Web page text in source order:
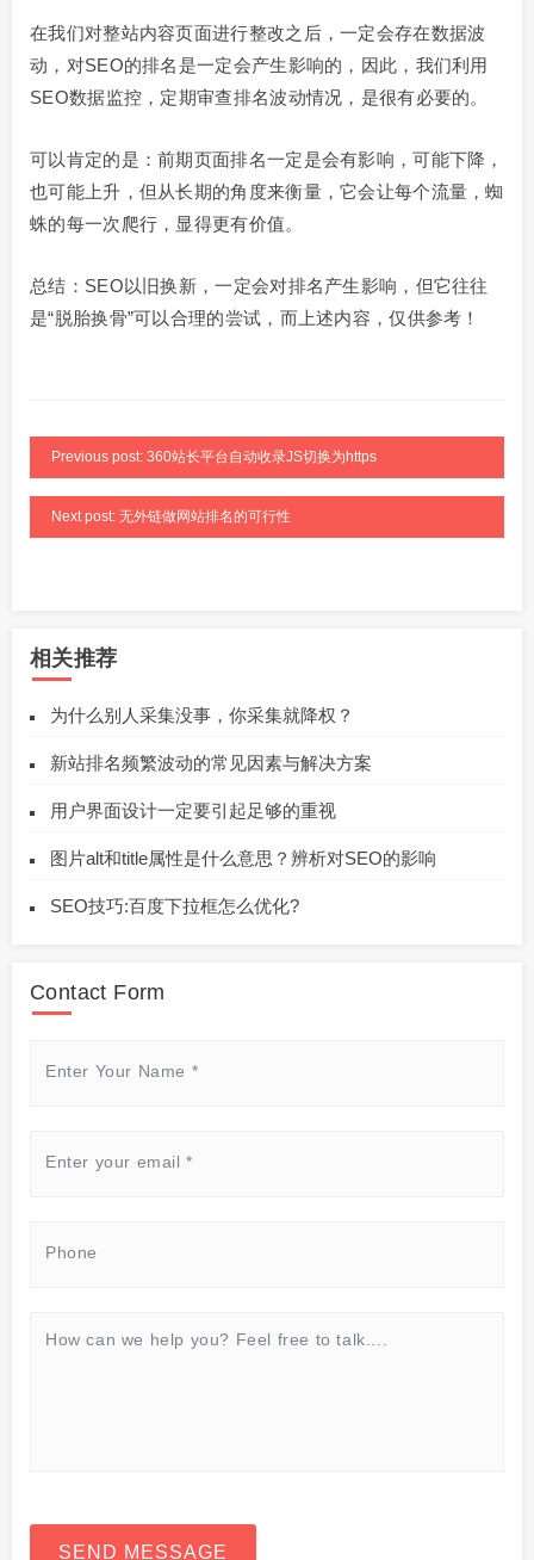
在我们对整站内容页面进行整改之后，一定会存在数据波
动，对SEO的排名是一定会产生影响的，因此，我们利用
SEO数据监控，定期审查排名波动情况，是很有必要的。
可以肯定的是：前期页面排名一定是会有影响，可能下降，
也可能上升，但从长期的角度来衡量，它会让每个流量，蜘
蛛的每一次爬行，显得更有价值。
总结：SEO以旧换新，一定会对排名产生影响，但它往往
是“脱胎换骨”可以合理的尝试，而上述内容，仅供参考！
Previous post: 360站长平台自动收录JS切换为https
Next post: 无外链做网站排名的可行性
相关推荐
为什么别人采集没事，你采集就降权？
新站排名频繁波动的常见因素与解决方案
用户界面设计一定要引起足够的重视
图片alt和title属性是什么意思？辨析对SEO的影响
SEO技巧:百度下拉框怎么优化?
Contact Form
SEND MESSAGE